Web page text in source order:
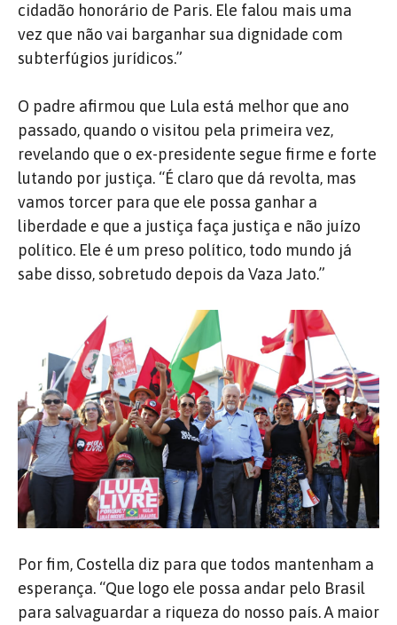
cidadão honorário de Paris. Ele falou mais uma
vez que não vai barganhar sua dignidade com
subterfúgios jurídicos.”
O padre afirmou que Lula está melhor que ano
passado, quando o visitou pela primeira vez,
revelando que o ex-presidente segue firme e forte
lutando por justiça. “É claro que dá revolta, mas
vamos torcer para que ele possa ganhar a
liberdade e que a justiça faça justiça e não juízo
político. Ele é um preso político, todo mundo já
sabe disso, sobretudo depois da Vaza Jato.”
Por fim, Costella diz para que todos mantenham a
esperança. “Que logo ele possa andar pelo Brasil
para salvaguardar a riqueza do nosso país. A maior